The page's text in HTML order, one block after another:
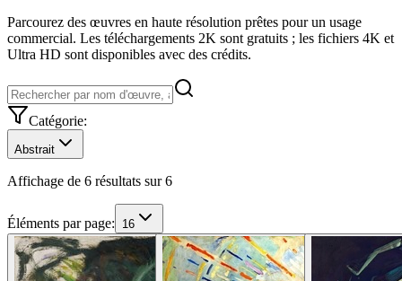
Parcourez des œuvres en haute résolution prêtes pour un usage
commercial. Les téléchargements 2K sont gratuits ; les fichiers 4K et
Ultra HD sont disponibles avec des crédits.
Catégorie:
Abstrait
Affichage de 6 résultats sur 6
Éléments par page: 16